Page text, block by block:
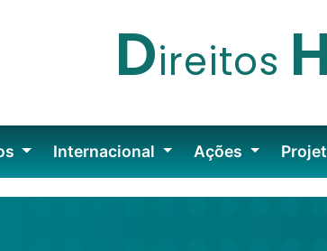
Direitos H
Internacional Ações